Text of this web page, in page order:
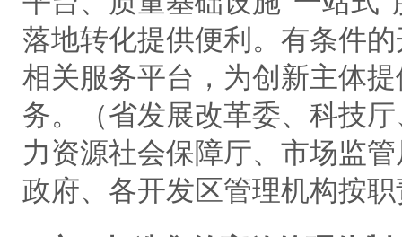
落地转化提供便利。有条件
相关服务平台，为创新主体
务。（省发展改革委、科技
力资源社会保障厅、市场监
政府、各开发区管理机构按